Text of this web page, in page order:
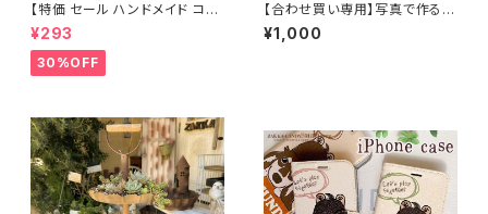
【特価 セール ハンドメイド コサ
ージュにもレザー風フェイクフラ
ワー】ピオニーピック
¥293
30%OFF
【合わせ買い専用】写真で作る
うちの子お揃いグッズ｜バッジ・
PUレザーキーホルダー
¥1,000